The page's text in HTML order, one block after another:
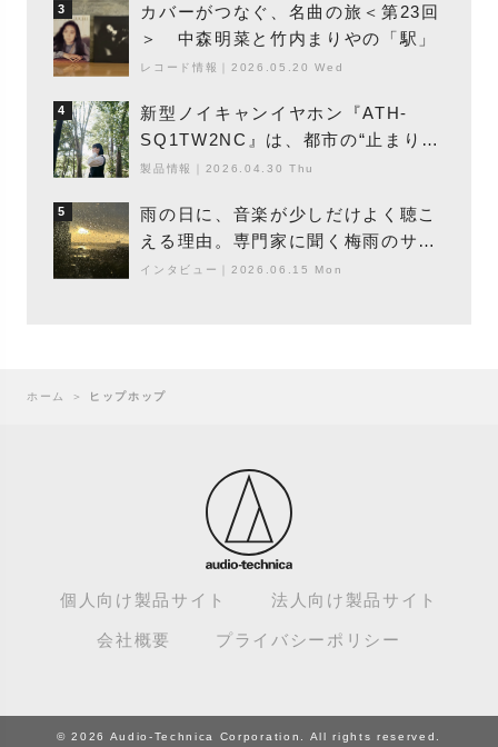
3
カバーがつなぐ、名曲の旅＜第23回
＞ 中森明菜と竹内まりやの「駅」
レコード情報 2026.05.20 Wed
4
新型ノイキャンイヤホン『ATH-
SQ1TW2NC』は、都市の“止まり
木”になり得るーシンガーソングライ
製品情報 2026.04.30 Thu
5
雨の日に、音楽が少しだけよく聴こ
える理由。専門家に聞く梅雨のサウ
ンドスケープ
インタビュー 2026.06.15 Mon
ホーム ＞ ヒップホップ
個人向け製品サイト 法人向け製品サイト
会社概要 プライバシーポリシー
© 2026 Audio-Technica Corporation. All rights reserved.